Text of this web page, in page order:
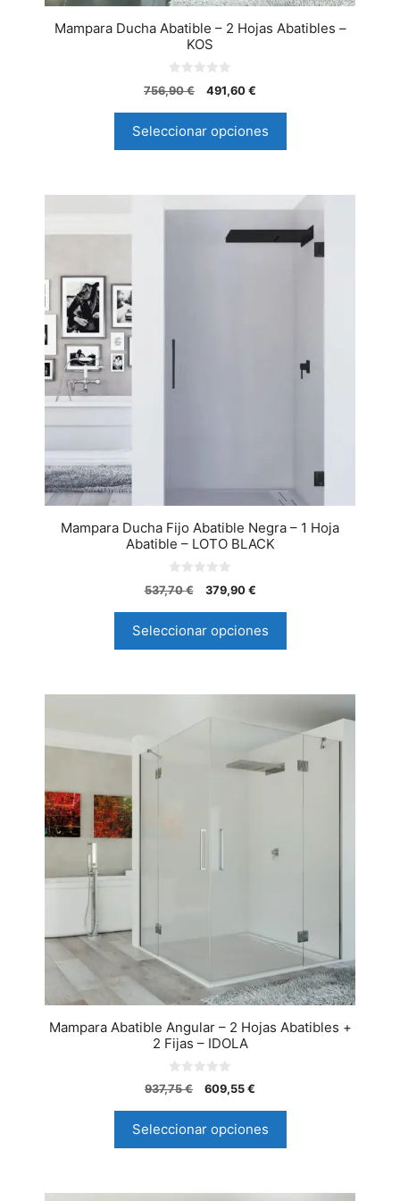
Mampara Ducha Abatible – 2 Hojas Abatibles –
KOS
0
d
5
756,90€ 491,60 €
Seleccionar opciones
Mampara Ducha Fijo Abatible Negra – 1 Hoja
Abatible – LOTO BLACK
0
d
5
537,70€ 379,90 €
Seleccionar opciones
Mampara Abatible Angular – 2 Hojas Abatibles +
2 Fijas – IDOLA
0
d
5
937,75€ 609,55 €
Seleccionar opciones